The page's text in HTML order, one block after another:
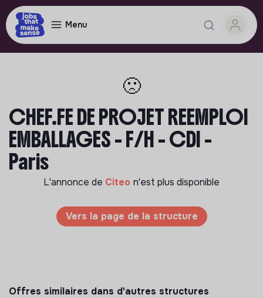
Menu
🙁
CHEF.FE DE PROJET REEMPLOI
EMBALLAGES - F/H - CDI -
Paris
L'annonce de Citeo n'est plus disponible
Vers la page de la structure
Offres similaires dans d'autres structures